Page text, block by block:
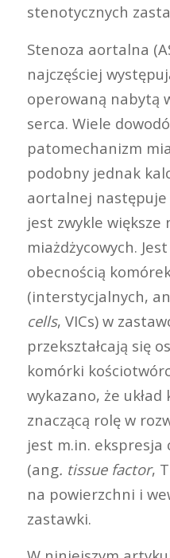
stenotycznych
Stenoza aortalna
najczęściej
operowaną nabytą
serca. Wiele
patomechanizm
podobny jednak
aortalnej następuje
jest zwykle większe
miażdżycowych.
obecnością
(interstycjalnych,
cells, VICs) w
przekształcają się
komórki
wykazano, że
znaczącą rolę w
jest m.in.
(ang. tissue factor,
na powierzchni i
zastawki.